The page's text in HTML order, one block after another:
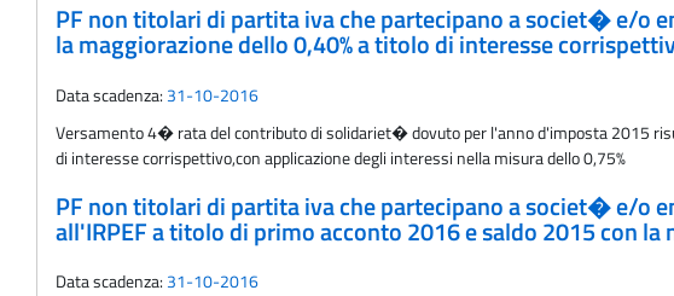
PF non titolari di partita iva che partecipano a societ� e/
la maggiorazione dello 0,40% a titolo di interesse
Data scadenza: 31-10-2016
Versamento 4� rata del contributo di solidariet� dovuto per l'anno d'imposta 2015
di interesse corrispettivo,con applicazione degli interessi nella misura dello 0,75%
PF non titolari di partita iva che partecipano a societ� e/o
all'IRPEF a titolo di primo acconto 2016 e saldo 2015 con
Data scadenza: 31-10-2016